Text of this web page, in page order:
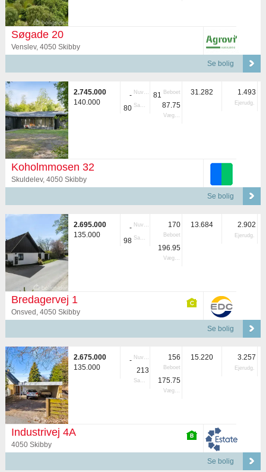
Søgade 20
Venslev, 4050 Skibby
Se bolig
2.745.000
140.000
- Nuvær.
80 Samlet
81 Beboet
87.75
Vægtet
31.282 1.493
Ejerudg.
Koholmmosen 32
Skuldelev, 4050 Skibby
Se bolig
2.695.000
135.000
- Nuvær.
98 Samlet
170
Beboet
196.95
Vægtet
13.684 2.902
Ejerudg.
Bredagervej 1
Onsved, 4050 Skibby
Se bolig
2.675.000
135.000
- Nuvær.
213
Samlet
156
Beboet
175.75
Vægtet
15.220 3.257
Ejerudg.
Industrivej 4A
4050 Skibby
Se bolig